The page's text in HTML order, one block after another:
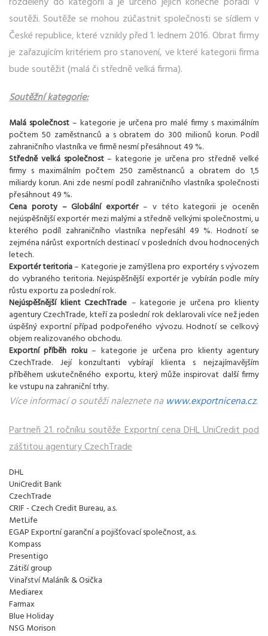
soutěži. Soutěže se mohou zúčastnit společnosti se sídlem v
České republice, které vznikly před 1. lednem 2016. Obrat firmy
je zařazujícím kritériem pro stanovení, ve které kategorii firma
bude soutěžit (malá či středně velká firma).
Soutěžní kategorie:
Malá společnost– kategorie je určena pro malé firmy s maximálním
počtem 50 zaměstnanců a s obratem do 300 milionů korun. Podíl
zahraničního vlastníka ve firmě nesmí přesáhnout 49 %.
Středně velká společnost– kategorie je určena pro středně velké
firmy s maximálním počtem 250 zaměstnanců a obratem do 1,5
miliardy korun. Ani zde nesmí podíl zahraničního vlastníka společnosti
přesáhnout 49 %.
Cena poroty – Globální exportér– v této kategorii je oceněn
nejúspěšnější exportér mezi malými a středně velkými společnostmi, u
kterého podíl zahraničního vlastníka nepřesáhl 49 %. Hodnotí se
zejména nárůst exportních destinací v posledních dvou hodnocených
letech.
Exportér teritoria– Kategorie je zamýšlena pro exportéry s vývozem
do vybraného teritoria. Nejúspěšnější exportér je vybírán podle míry
růstu exportu za poslední rok.
Nejúspěšnější klient CzechTrade – kategorie je určena pro klienty
agentury CzechTrade, kteří za poslední rok deklarovali více než jeden
úspěšný exportní případ podpořeného vývozu. Hodnotí se celkový
objem realizovaného obchodu.
Exportní příběh roku– kategorie je určena pro klienty agentury
CzechTrade. Její konzultanti vybírají klienta s nejzajímavějším
příběhem uskutečněného exportu, který může inspirovat další firmy
ke vstupu na zahraniční trhy.
Více informací o soutěži naleznete na www.exportnicena.cz.
Partneři 21. ročníku soutěže Exportní cena DHL UniCredit pod
záštitou agentury CzechTrade
DHL
UniCredit Bank
CzechTrade
CRIF - Czech Credit Bureau, a.s.
MetLife
EGAP Exportní garanční a pojišťovací společnost, a.s.
Kompass
Presentigo
Zátiší group
Vinařství Maláník & Osička
Mediarex
Farmax
Blue Holiday
NSG Morison